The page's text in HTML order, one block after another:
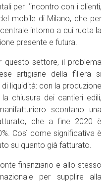
per l’incontro con i clienti,
mobile di Milano, che per
intorno a cui ruota la
presente e futura.
questo settore, il problema
artigiane della filiera si
liquidità: con la produzione
chiusura dei cantieri edili,
scontano una
che a fine 2020 è
Così come significativa è
su quanto già fatturato.
finanziario e allo stesso
per supplire alla